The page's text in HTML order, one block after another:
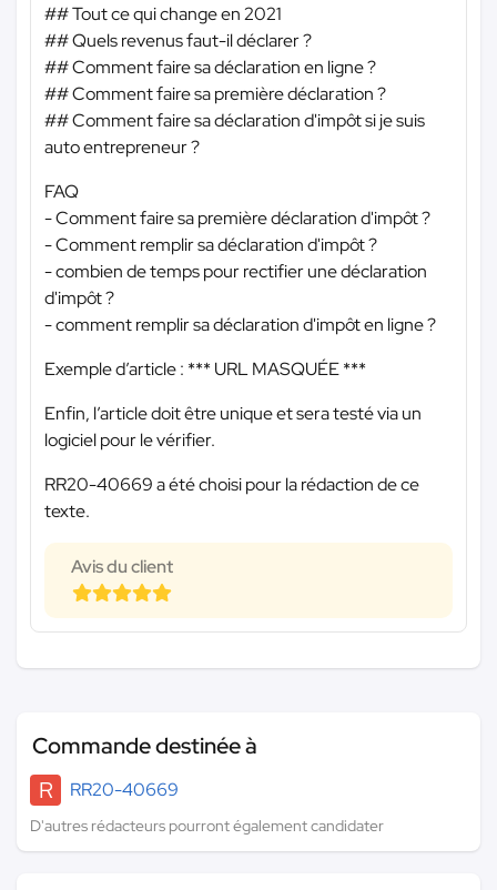
## Tout ce qui change en 2021
## Quels revenus faut-il déclarer ?
## Comment faire sa déclaration en ligne ?
## Comment faire sa première déclaration ?
## Comment faire sa déclaration d'impôt si je suis
auto entrepreneur ?
FAQ
- Comment faire sa première déclaration d'impôt ?
- Comment remplir sa déclaration d'impôt ?
- combien de temps pour rectifier une déclaration
d'impôt ?
- comment remplir sa déclaration d'impôt en ligne ?
Exemple d’article : *** URL MASQUÉE ***
Enfin, l’article doit être unique et sera testé via un
logiciel pour le vérifier.
RR20-40669 a été choisi pour la rédaction de ce
texte.
Avis du client
Commande destinée à
R
RR20-40669
D'autres rédacteurs pourront également candidater